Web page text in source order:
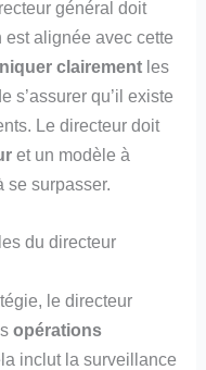
général doit
est alignée avec cette
clairement les
s’assurer qu’il existe
Le directeur doit
et un modèle à
surpasser.
du directeur
le directeur
opérations
inclut la surveillance